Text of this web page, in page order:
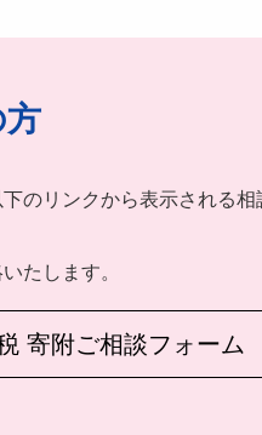
のリンクから表示される
たします。
寄附ご相談フォーム